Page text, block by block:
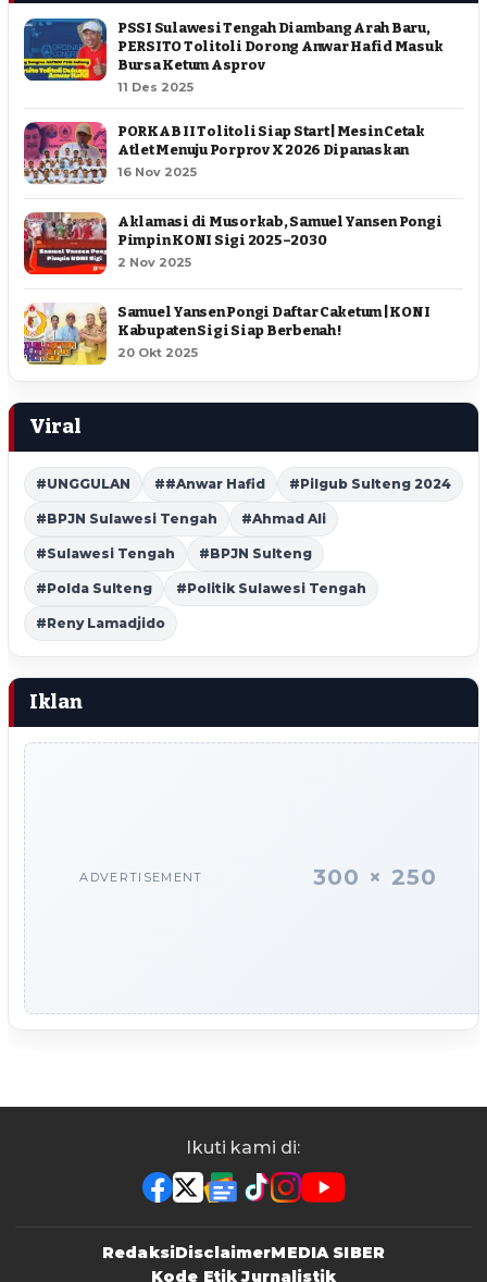
PSSI Sulawesi Tengah Diambang Arah Baru,
PERSITO Tolitoli Dorong Anwar Hafid Masuk
Bursa Ketum Asprov
11 Des 2025
PORKAB II Tolitoli Siap Start | Mesin Cetak
Atlet Menuju Porprov X 2026 Dipanaskan
16 Nov 2025
Aklamasi di Musorkab, Samuel Yansen Pongi
Pimpin KONI Sigi 2025–2030
2 Nov 2025
Samuel Yansen Pongi Daftar Caketum | KONI
Kabupaten Sigi Siap Berbenah !
20 Okt 2025
Viral
#UNGGULAN ##Anwar Hafid #Pilgub Sulteng 2024
#BPJN Sulawesi Tengah #Ahmad Ali
#Sulawesi Tengah #BPJN Sulteng
#Polda Sulteng #Politik Sulawesi Tengah
#Reny Lamadjido
Iklan
ADVERTISEMENT 300 × 250
Ikuti kami di:
RedaksiDisclaimerMEDIA SIBER
Kode Etik Jurnalistik